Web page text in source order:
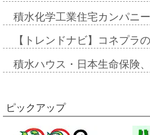
積水化学工業住宅カンパニ
【トレンドナビ】コネプ
積水ハウス・日本生命保険
ピックアップ